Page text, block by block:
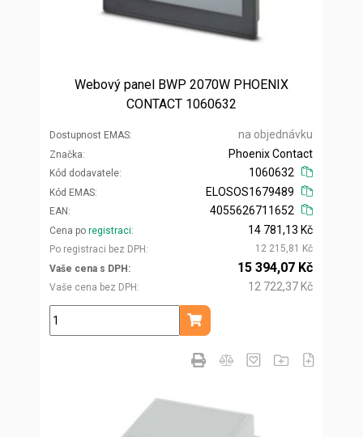
Webový panel BWP 2070W PHOENIX
CONTACT 1060632
Dostupnost EMAS na objednávku
Značka
Kód dodavatele
Phoenix Contact
1060632
Kód EMAS
EAN
ELOSOS1679489
4055626711652
Cena po registraci
Po registraci bez DPH
14 781,13 Kč
12 215,81 Kč
Vaše cena s DPH
Vaše cena bez DPH
15 394,07 Kč
12 722,37 Kč
ks
Přidat do košíku